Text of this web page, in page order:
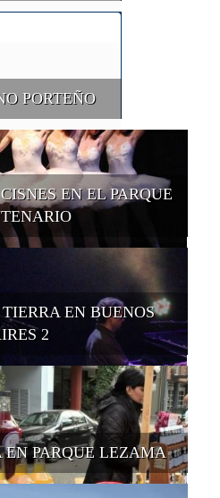
PORTEÑO
EN EL PARQUE
EN BUENOS
2
PARQUE LEZAMA